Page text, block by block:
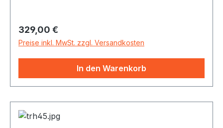
Regulärer Preis:
329,00 €
Preise inkl. MwSt. zzgl. Versandkosten
In den Warenkorb